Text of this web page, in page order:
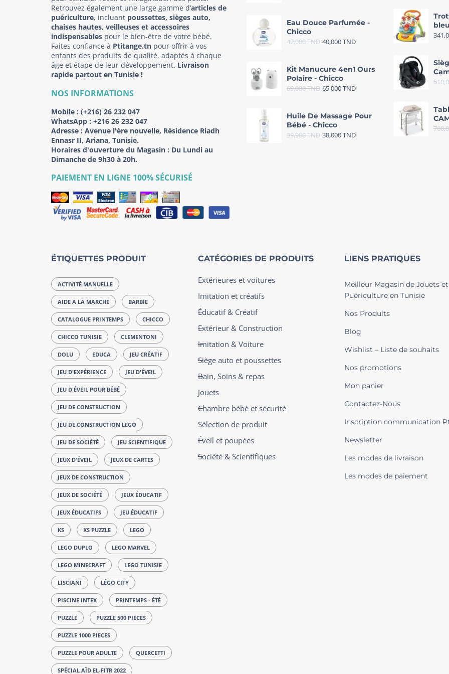
Retrouvez également une large gamme d’articles de
puériculture, incluant poussettes, sièges auto,
chaises hautes, veilleuses et accessoires
indispensables pour le bien-être de votre bébé.
Faites confiance à Ptitange.tn pour offrir à vos
enfants des produits de qualité, adaptés à chaque
âge et étape de leur développement. Livraison
rapide partout en Tunisie !
NOS INFORMATIONS
Mobile : (+216) 26 232 047
WhatsApp : +216 26 232 047
Adresse : Avenue l'ère nouvelle, Résidence Riadh
Ennasr II, Ariana, Tunisie.
Horaires d'ouverture du Magasin : Du Lundi au
Dimanche de 9h30 à 20h.
PAIEMENT EN LIGNE 100% SÉCURISÉ
Eau Douce Parfumée -
Chicco
42,000TND 40,000TND
Kit Manucure 4en1 Ours
Polaire - Chicco
69,000TND 65,000TND
Huile De Massage Pour
Bébé - Chicco
39,900TND 38,000TND
ÉTIQUETTES PRODUIT
ACTIVITÉ MANUELLE
AIDE A LA MARCHE BARBIE
CATALOGUE PRINTEMPS CHICCO
CHICCO TUNISIE CLEMENTONI
DOLU EDUCA JEU CRÉATIF
JEU D'EXPÉRIENCE JEU D'ÉVEIL
JEU D'ÉVEIL POUR BÉBÉ
JEU DE CONSTRUCTION
JEU DE CONSTRUCTION LEGO
JEU DE SOCIÉTÉ JEU SCIENTIFIQUE
JEUX D'ÉVEIL JEUX DE CARTES
JEUX DE CONSTRUCTION
JEUX DE SOCIÉTÉ JEUX ÉDUCATIF
JEUX ÉDUCATIFS JEU ÉDUCATIF
KS KS PUZZLE LEGO
LEGO DUPLO LEGO MARVEL
LEGO MINECRAFT LEGO TUNISIE
LISCIANI LÉGO CITY
PISCINE INTEX PRINTEMPS - ÉTÉ
PUZZLE PUZZLE 500 PIECES
PUZZLE 1000 PIECES
PUZZLE POUR ADULTE QUERCETTI
SPÉCIAL AÏD EL-FITR 2022
CATÉGORIES DE PRODUITS
Extérieures et voitures
Imitation et créatifs
Éducatif & Créatif
Extérieur & Construction
Imitation & Voiture
Siège auto et poussettes
Bain, Soins & repas
Jouets
Chambre bébé et sécurité
Sélection de produit
Éveil et poupées
Société & Scientifiques
LIENS PRATIQUES
Meilleur Magasin de Jouets et
Puériculture en Tunisie
Nos Produits
Blog
Wishlist – Liste de souhaits
Nos promotions
Mon panier
Contactez-Nous
Inscription communication
Newsletter
Les modes de livraison
Les modes de paiement